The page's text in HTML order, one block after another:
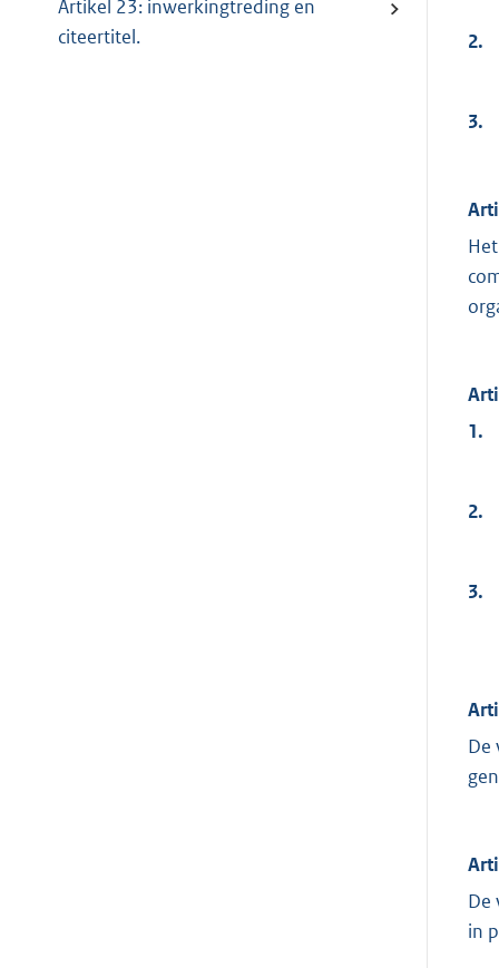
Artikel 23: inwerkingtreding en
citeertitel.
2.
3.
1.
2.
3.
De
De
in